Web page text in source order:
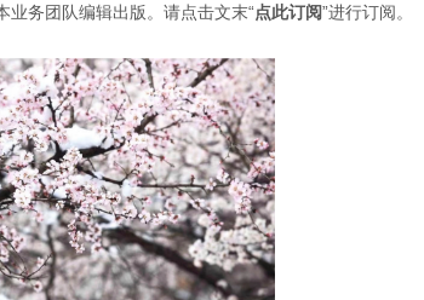
业务团队编辑出版。请点击文末“点此订阅”进行订阅。